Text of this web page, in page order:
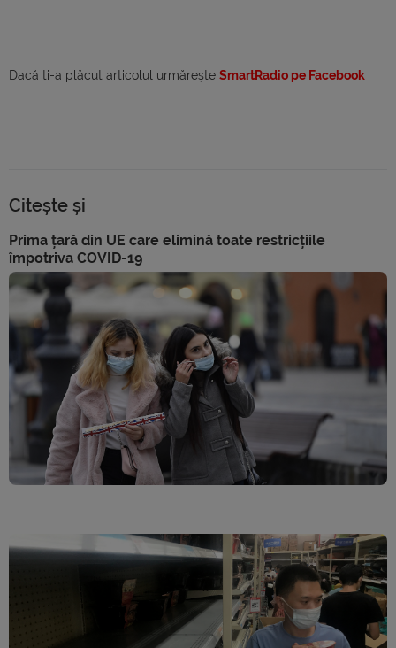
Dacă ti-a plăcut articolul urmărește SmartRadio pe Facebook
Citește și
Prima țară din UE care elimină toate restricțiile
împotriva COVID-19